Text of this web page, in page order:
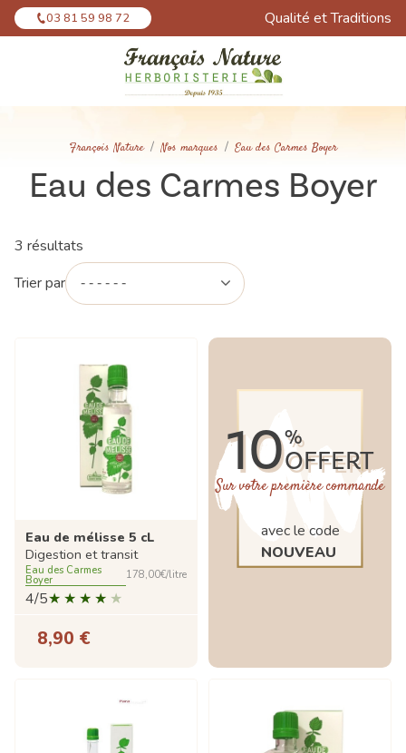
03 81 59 98 72 Qualité et Traditions
François Nature Nos marques Eau des Carmes Boyer
Eau des Carmes Boyer
3 résultats
Trier par
Eau de mélisse 5 cL
Digestion et transit
Eau des Carmes
Boyer 178,00€/litre
4/5
8,90 €
10%
OFFERT
Sur votre première commande
avec le code
NOUVEAU
Panneau de gestion des cookies